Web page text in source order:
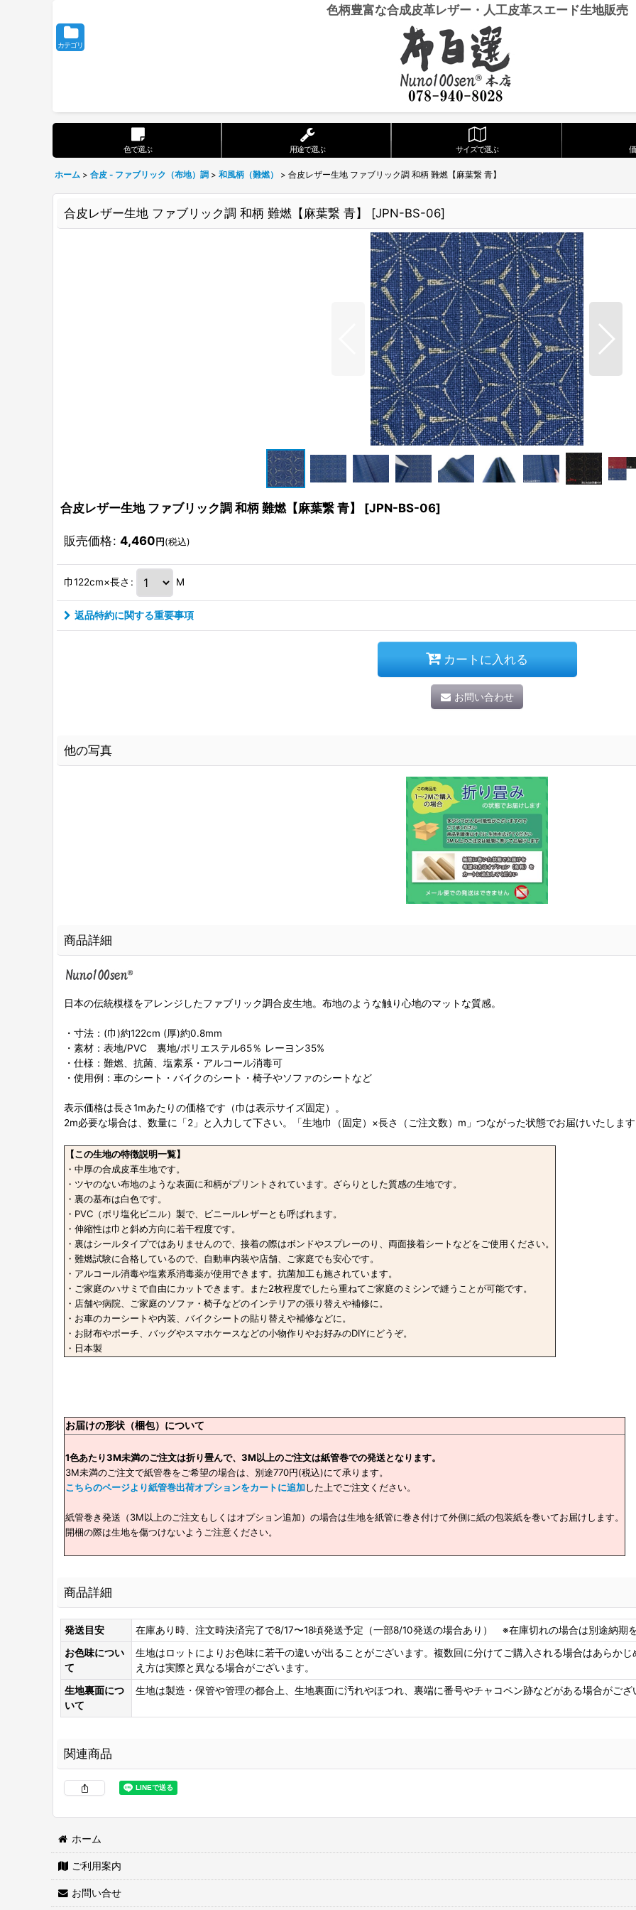
色柄豊富な合成皮革レザー・人工皮革スエード生地販売
カテゴリ
色で選ぶ 用途で選ぶ サイズで選ぶ
ホーム > 合皮 - ファブリック（布地）調 > 和風柄（難燃） > 合皮レザー生地 ファブリック調 和柄 難燃【麻葉繋 青】
合皮レザー生地 ファブリック調 和柄 難燃【麻葉繋 青】 [JPN-BS-06]
合皮レザー生地 ファブリック調 和柄 難燃【麻葉繋 青】 [JPN-BS-06]
販売価格: 4,460円(税込)
巾122cm×長さ : M
返品特約に関する重要事項
カートに入れる
お問い合わせ
他の写真
商品詳細
日本の伝統模様をアレンジしたファブリック調合皮生地。布地のような触り心地のマットな質感。
・寸法：(巾)約122cm (厚)約0.8mm
・素材：表地/PVC 裏地/ポリエステル65％ レーヨン35%
・仕様：難燃、抗菌、塩素系・アルコール消毒可
・使用例：車のシート・バイクのシート・椅子やソファのシートなど
表示価格は長さ1mあたりの価格です（巾は表示サイズ固定）。
2m必要な場合は、数量に「2」と入力して下さい。「生地巾（固定）×長さ（ご注文数）m」つながった状態でお届けいたしま
【この生地の特徴説明一覧】
・中厚の合成皮革生地です。
・ツヤのない布地のような表面に和柄がプリントされています。ざらりとした質感の生地です。
・裏の基布は白色です。
・PVC（ポリ塩化ビニル）製で、ビニールレザーとも呼ばれます。
・伸縮性は巾と斜め方向に若干程度です。
・裏はシールタイプではありませんので、接着の際はボンドやスプレーのり、両面接着シートなどをご使用ください。
・難燃試験に合格しているので、自動車内装や店舗、ご家庭でも安心です。
・アルコール消毒や塩素系消毒薬が使用できます。抗菌加工も施されています。
・ご家庭のハサミで自由にカットできます。また2枚程度でしたら重ねてご家庭のミシンで縫うことが可能です。
・店舗や病院、ご家庭のソファ・椅子などのインテリアの張り替えや補修に。
・お車のカーシートや内装、バイクシートの貼り替えや補修などに。
・お財布やポーチ、バッグやスマホケースなどの小物作りやお好みのDIYにどうぞ。
・日本製
お届けの形状（梱包）について
1色あたり3M未満のご注文は折り畳んで、3M以上のご注文は紙管巻での発送となります。
3M未満のご注文で紙管巻をご希望の場合は、別途770円(税込)にて承ります。
こちらのページより紙管巻出荷オプションをカートに追加した上でご注文ください。
紙管巻き発送（3M以上のご注文もしくはオプション追加）の場合は生地を紙管に巻き付けて外側に紙の包装紙を巻いてお届けします。
開梱の際は生地を傷つけないようご注意ください。
商品詳細
発送目安
在庫あり時、注文時決済完了で8/17〜18頃発送予定（一部8/10発送の場合あり） ※在庫切れの場合は別途納期
お色味につい
て
生地はロットによりお色味に若干の違いが出ることがございます。複数回に分けてご購入される場合はあらか
え方は実際と異なる場合がございます。
生地裏面につ
いて
生地は製造・保管や管理の都合上、生地裏面に汚れやほつれ、裏端に番号やチャコペン跡などがある場合がご
関連商品
両面接着シート [WS-100]
2,460円(税込)
コニシ ボンド Gクリヤー170ml 皮革・布の接着に最適 [G-
ホーム
ご利用案内
お問い合せ